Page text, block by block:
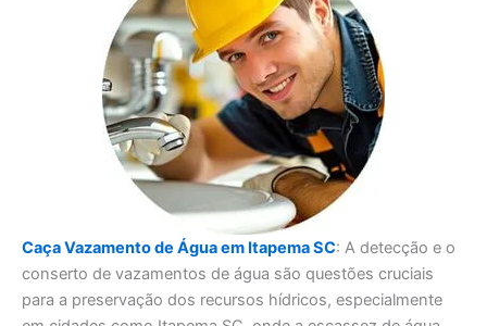
Caça Vazamento de Água em Itapema SC: A detecção e o
conserto de vazamentos de água são questões cruciais
para a preservação dos recursos hídricos, especialmente